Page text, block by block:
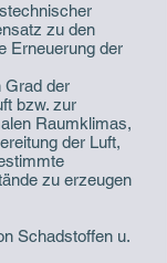
zu den
Erneuerung der
Grad der
bzw. zur
Raumklimas,
der Luft,
zu erzeugen
Schadstoffen u.